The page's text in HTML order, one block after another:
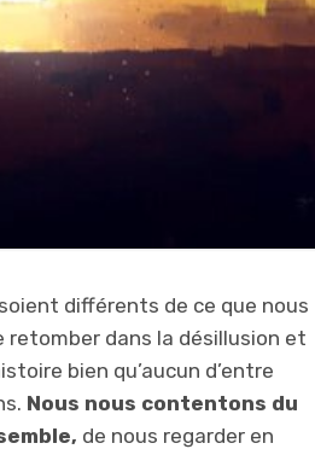
différents de ce que nous
retomber dans la désillusion et
bien qu’aucun d’entre
Nous nous contentons du
de nous regarder en